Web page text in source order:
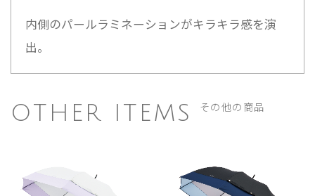
内側のパールラミネーションがキラキラ感を演
出。
OTHER ITEMS その他の商品